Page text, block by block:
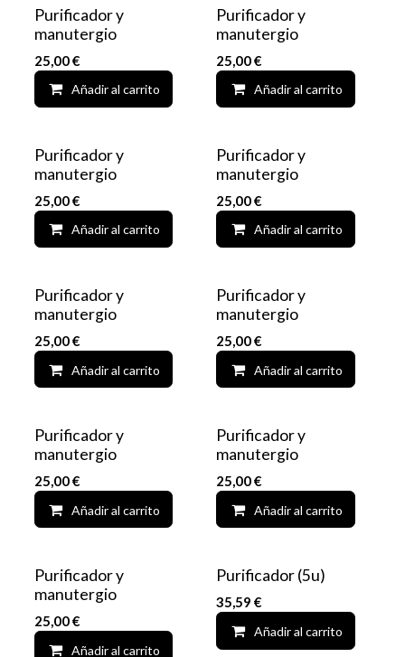
Purificador y
manutergio
25,00€
Añadir al carrito Add to wishlist
Purificador y
manutergio
25,00€
Añadir al carrito
Purificador y
manutergio
25,00€
Añadir al carrito Add to wishlist
Purificador y
manutergio
25,00€
Añadir al carrito
Purificador y
manutergio
25,00€
Añadir al carrito Add to wishlist
Purificador y
manutergio
25,00€
Añadir al carrito
Purificador y
manutergio
25,00€
Añadir al carrito Add to wishlist
Purificador y
manutergio
25,00€
Añadir al carrito
Purificador y
manutergio
25,00€
Añadir al carrito Add to wishlist
Purificador (5u)
35,59 €
Añadir al carrito